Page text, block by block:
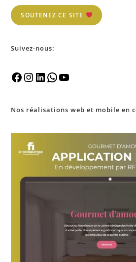
SOUTENEZ CE SITE
Suivez-nous:
Nos réalisationsweb et mobile en